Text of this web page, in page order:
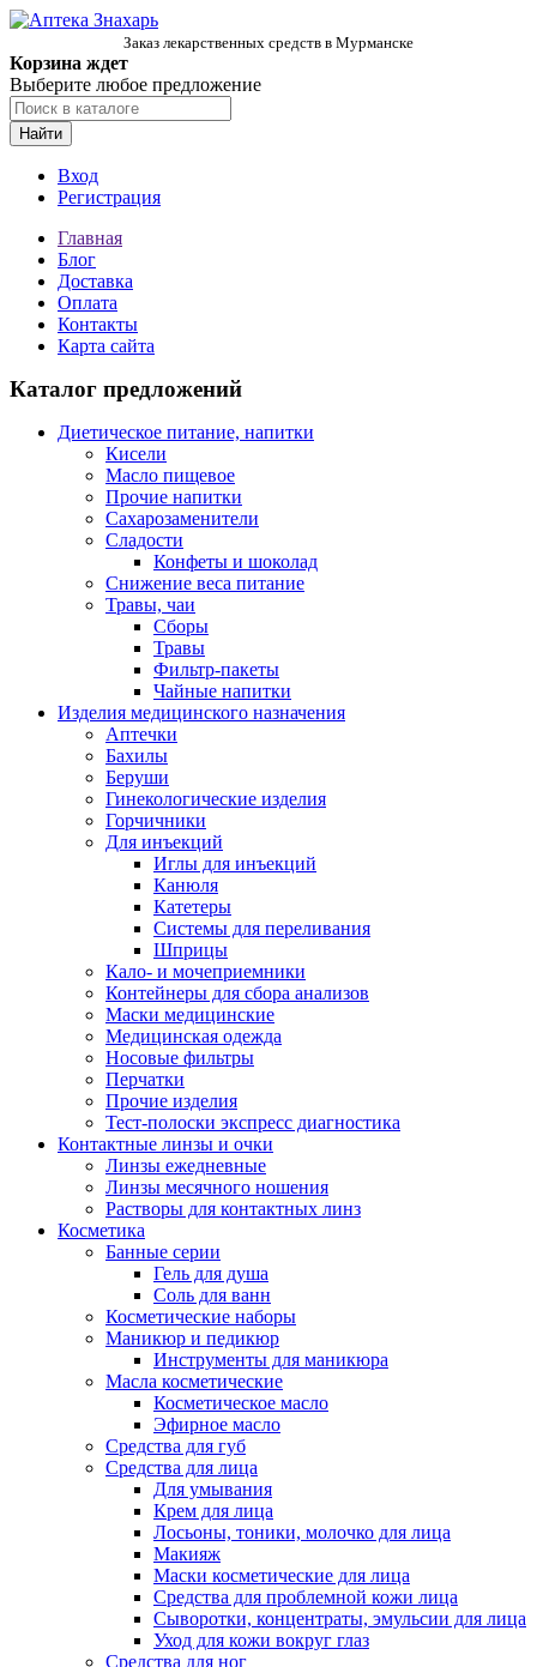
Заказ лекарственных средств в Мурманске
Корзина ждет
Выберите любое предложение
Найти
Вход
Регистрация
Главная
Блог
Доставка
Оплата
Контакты
Карта сайта
Каталог предложений
Диетическое питание, напитки
Кисели
Масло пищевое
Прочие напитки
Сахарозаменители
Сладости
Конфеты и шоколад
Снижение веса питание
Травы, чаи
Сборы
Травы
Фильтр-пакеты
Чайные напитки
Изделия медицинского назначения
Аптечки
Бахилы
Беруши
Гинекологические изделия
Горчичники
Для инъекций
Иглы для инъекций
Канюля
Катетеры
Системы для переливания
Шприцы
Кало- и мочеприемники
Контейнеры для сбора анализов
Маски медицинские
Медицинская одежда
Носовые фильтры
Перчатки
Прочие изделия
Тест-полоски экспресс диагностика
Контактные линзы и очки
Линзы ежедневные
Линзы месячного ношения
Растворы для контактных линз
Косметика
Банные серии
Гель для душа
Соль для ванн
Косметические наборы
Маникюр и педикюр
Инструменты для маникюра
Масла косметические
Косметическое масло
Эфирное масло
Средства для губ
Средства для лица
Для умывания
Крем для лица
Лосьоны, тоники, молочко для лица
Макияж
Маски косметические для лица
Средства для проблемной кожи лица
Сыворотки, концентраты, эмульсии для лица
Уход для кожи вокруг глаз
Средства для ног